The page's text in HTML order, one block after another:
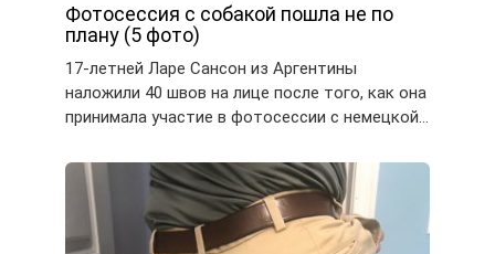
Фотосессия с собакой пошла не по
плану (5 фото)
17-летней Ларе Сансон из Аргентины
наложили 40 швов на лице после того, как она
принимала участие в фотосессии с немецкой…